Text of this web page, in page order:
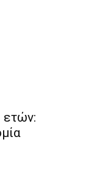
ετών: